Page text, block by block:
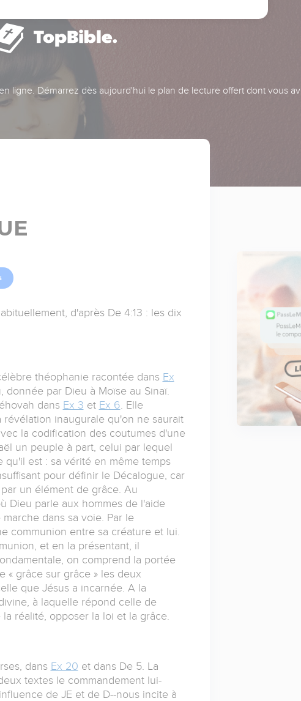
ligne. Démarrez dès aujourd'hui le plan de lecture offert dont vous
d'après De 4:13 : les dix
théophanie racontée dans Ex
donnée par Dieu à Moïse au Sinaï.
dans Ex 3 et Ex 6 . Elle
inaugurale qu'on ne saurait
la codification des coutumes d'une
un peuple à part, celui par lequel
est : sa vérité en même temps
pour définir le Décalogue, car
un élément de grâce. Au
Dieu parle aux hommes de l'aide
dans sa voie. Par le
communion entre sa créature et lui.
et en la présentant, il
on comprend la portée
« grâce sur grâce » les deux
que Jésus a incarnée. A la
à laquelle répond celle de
réalité, opposer la loi et la grâce.
dans Ex 20 et dans De 5. La
textes le commandement lui-
de JE et de D--nous incite à